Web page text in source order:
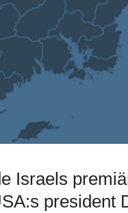
Israels
president